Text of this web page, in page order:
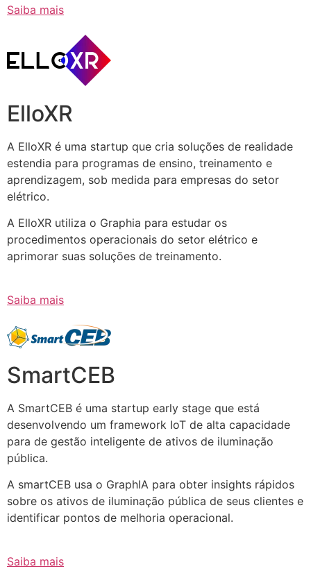
Saiba mais
ElloXR
A ElloXR é uma startup que cria soluções de realidade
estendia para programas de ensino, treinamento e
aprendizagem, sob medida para empresas do setor
elétrico.
A ElloXR utiliza o Graphia para estudar os
procedimentos operacionais do setor elétrico e
aprimorar suas soluções de treinamento.
Saiba mais
SmartCEB
A SmartCEB é uma startup early stage que está
desenvolvendo um framework IoT de alta capacidade
para de gestão inteligente de ativos de iluminação
pública.
A smartCEB usa o GraphIA para obter insights rápidos
sobre os ativos de iluminação pública de seus clientes e
identificar pontos de melhoria operacional.
Saiba mais